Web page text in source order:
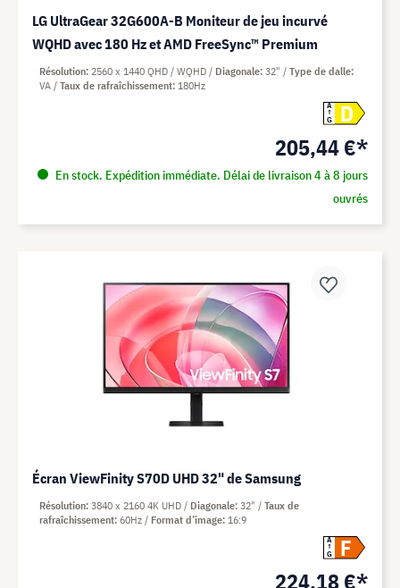
LG UltraGear 32G600A-B Moniteur de jeu incurvé
WQHD avec 180 Hz et AMD FreeSync™ Premium
A
G
D
205,44 €*
En stock. Expédition immédiate. Délai de livraison 4 à 8 jours
ouvrés
Résolution 2560 x 1440 QHD / WQHD Diagonale 32"
Type de dalle
VA
Taux de rafraîchissement 180Hz
Écran ViewFinity S70D UHD 32" de Samsung
A
G
F
224,18 €*
Résolution 3840 x 2160 4K UHD Diagonale 32"
Taux de
rafraîchissement 60Hz Format d’image 16:9